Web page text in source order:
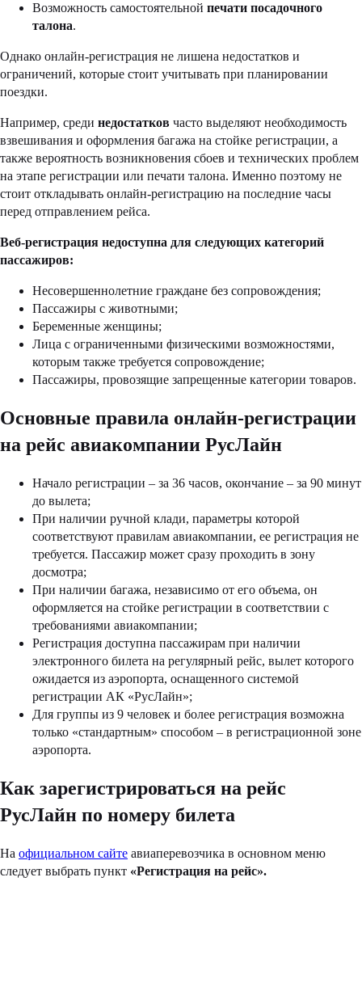
Возможность самостоятельной печати посадочного
талона.
Однако онлайн-регистрация не лишена недостатков и
ограничений, которые стоит учитывать при планировании
поездки.
Например, среди недостатков часто выделяют необходимость
взвешивания и оформления багажа на стойке регистрации, а
также вероятность возникновения сбоев и технических проблем
на этапе регистрации или печати талона. Именно поэтому не
стоит откладывать онлайн-регистрацию на последние часы
перед отправлением рейса.
Веб-регистрация недоступна для следующих категорий
пассажиров:
Несовершеннолетние граждане без сопровождения;
Пассажиры с животными;
Беременные женщины;
Лица с ограниченными физическими возможностями,
которым также требуется сопровождение;
Пассажиры, провозящие запрещенные категории товаров.
Основные правила онлайн-регистрации
на рейс авиакомпании РусЛайн
Начало регистрации – за 36 часов, окончание – за 90 минут
до вылета;
При наличии ручной клади, параметры которой
соответствуют правилам авиакомпании, ее регистрация не
требуется. Пассажир может сразу проходить в зону
досмотра;
При наличии багажа, независимо от его объема, он
оформляется на стойке регистрации в соответствии с
требованиями авиакомпании;
Регистрация доступна пассажирам при наличии
электронного билета на регулярный рейс, вылет которого
ожидается из аэропорта, оснащенного системой
регистрации АК «РусЛайн»;
Для группы из 9 человек и более регистрация возможна
только «стандартным» способом – в регистрационной зоне
аэропорта.
Как зарегистрироваться на рейс
РусЛайн по номеру билета
На официальном сайте авиаперевозчика в основном меню
следует выбрать пункт «Регистрация на рейс».